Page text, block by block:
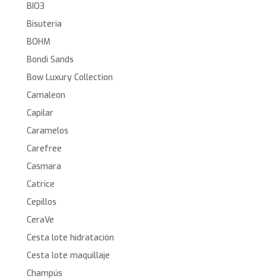
BIO3
Bisuteria
BOHM
Bondi Sands
Bow Luxury Collection
Camaleon
Capilar
Caramelos
Carefree
Casmara
Catrice
Cepillos
CeraVe
Cesta lote hidratación
Cesta lote maquillaje
Champús